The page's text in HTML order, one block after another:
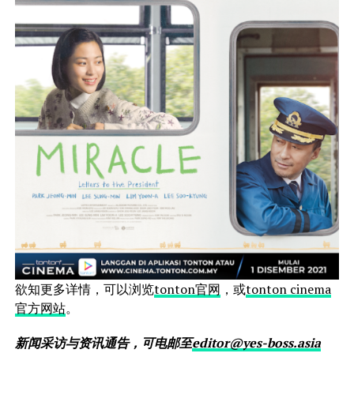
欲知更多详情，可以浏览tonton官网 ，或tonton cinema
官方网站。
新闻采访与资讯通告，可电邮至editor@yes-boss.asia